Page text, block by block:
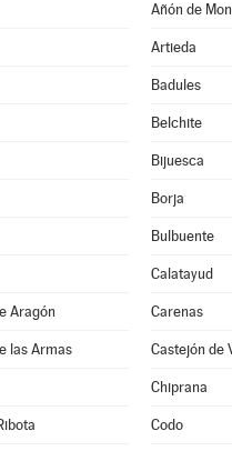
Añón de
Artieda
Badules
Belchite
Bijuesca
Borja
Bulbuente
Calatayud
Aragón Carenas
las Armas Castejón de
Chiprana
Codo